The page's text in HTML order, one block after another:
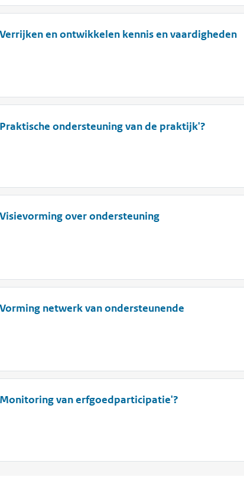
en ontwikkelen kennis en vaardigheden
ondersteuning van de praktijk'?
over ondersteuning
netwerk van ondersteunende
van erfgoedparticipatie'?